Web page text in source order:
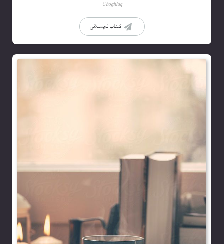
Choghluq
كىتاب تەپسىلاتى